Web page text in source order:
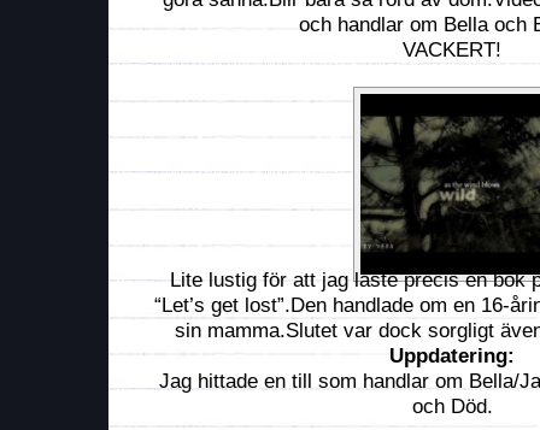
och handlar om Bella och
VACKERT!
Lite lustig för att jag läste precis en bok
“Let’s get lost”.Den handlade om en 16-
sin mamma.Slutet var dock sorgligt
Uppdatering:
Jag hittade en till som handlar om Bella/
och Död.